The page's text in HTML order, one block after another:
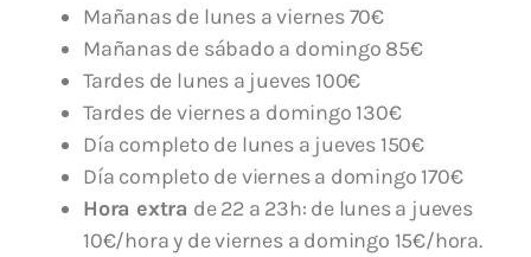
Mañanas de lunes a viernes 70€
Mañanas de sábado a domingo 85€
Tardes de lunes a jueves 100€
Tardes de viernes a domingo 130€
Día completo de lunes a jueves 150€
Día completo de viernes a domingo 170€
Hora extra de 22 a 23h: de lunes a jueves
10€/hora y de viernes a domingo 15€/hora.